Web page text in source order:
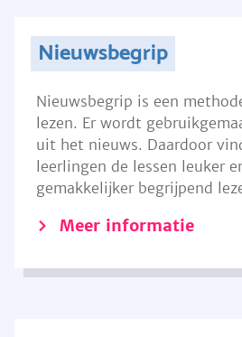
Nieuwsbegrip
Nieuwsbegrip is een
lezen. Er wordt
uit het nieuws. Daardoor
leerlingen de lessen leuker
gemakkelijker begrijpend
Meer informatie